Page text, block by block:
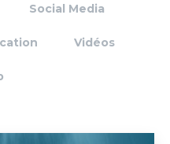
Social Media
Vidéos